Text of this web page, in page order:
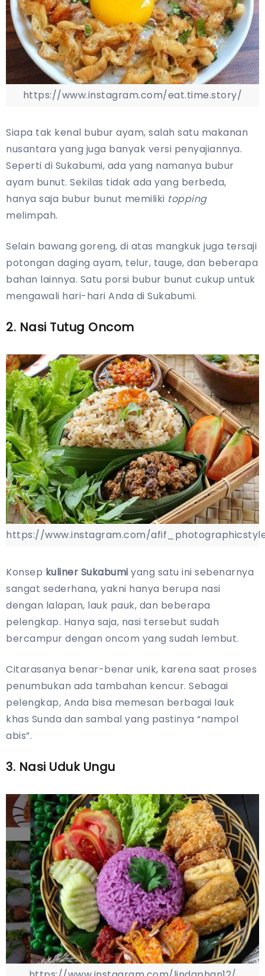
https://www.instagram.com/eat.time.story/
Siapa tak kenal bubur ayam, salah satu makanan
nusantara yang juga banyak versi penyajiannya.
Seperti di Sukabumi, ada yang namanya bubur
ayam bunut. Sekilas tidak ada yang berbeda,
hanya saja bubur bunut memiliki topping
melimpah.
Selain bawang goreng, di atas mangkuk juga tersaji
potongan daging ayam, telur, tauge, dan beberapa
bahan lainnya. Satu porsi bubur bunut cukup untuk
mengawali hari-hari Anda di Sukabumi.
2. Nasi Tutug Oncom
https://www.instagram.com/
Konsep kuliner Sukabumi yang satu ini sebenarnya
sangat sederhana, yakni hanya berupa nasi
dengan lalapan, lauk pauk, dan beberapa
pelengkap. Hanya saja, nasi tersebut sudah
bercampur dengan oncom yang sudah lembut.
Citarasanya benar-benar unik, karena saat proses
penumbukan ada tambahan kencur. Sebagai
pelengkap, Anda bisa memesan berbagai lauk
khas Sunda dan sambal yang pastinya “nampol
abis”.
3. Nasi Uduk Ungu